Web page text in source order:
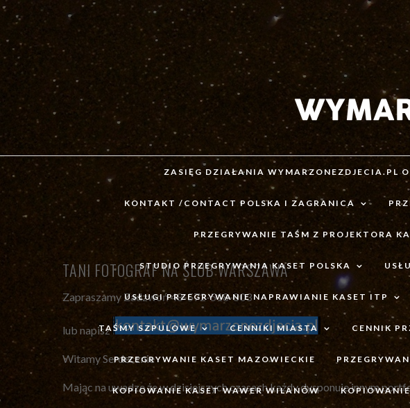
ZASIĘG DZIAŁANIA WYMARZONEZDJECIA.PL
KONTAKT /CONTACT POLSKA I ZAGRANICA
PRZEGRYWANIE TAŚM Z PROJEKTORA
STUDIO PRZEGRYWANIA KASET POLSKA
USŁUGI PRZEGRYWANIE NAPRAWIANIE KASET ITP
TAŚMY SZPULOWE CENNIKI MIASTA CENNIK
PRZEGRYWANIE KASET MAZOWIECKIE
KOPIOWANIE KASET WAWER WILANÓW
TANI FOTOGRAF NA ŚLUB WARSZAWA
Zapraszamy Zadzwoń 48-572-518-803
lub napisz
Witamy Serdecznie
Mając na uwadze że w dzisiejszych czasach każdy dysponuje innym